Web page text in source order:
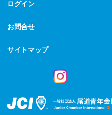
ログイン
お問合せ
サイトマップ